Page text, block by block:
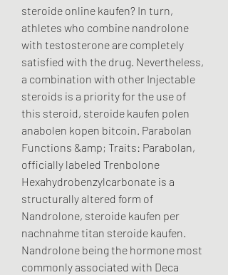
steroide online kaufen? In turn,
athletes who combine nandrolone
with testosterone are completely
satisfied with the drug. Nevertheless,
a combination with other Injectable
steroids is a priority for the use of
this steroid, steroide kaufen polen
anabolen kopen bitcoin. Parabolan
Functions &amp; Traits: Parabolan,
officially labeled Trenbolone
Hexahydrobenzylcarbonate is a
structurally altered form of
Nandrolone, steroide kaufen per
nachnahme titan steroide kaufen.
Nandrolone being the hormone most
commonly associated with Deca